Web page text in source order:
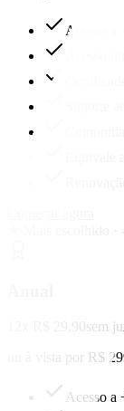
Acesso a
Acesso
Equivale
★ Mais escolhido ·
12x R$ 29,90sem
ou à vista por R$
Acesso a